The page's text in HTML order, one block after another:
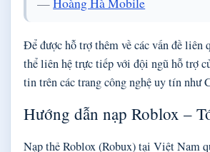
Để được hỗ trợ thêm về các vấn đề liên
thể liên hệ trực tiếp với đội ngũ hỗ trợ
tin trên các trang công nghệ uy tín như
Hướng dẫn nạp Roblox –
Nạp thẻ Roblox (Robux) tại Việt Nam